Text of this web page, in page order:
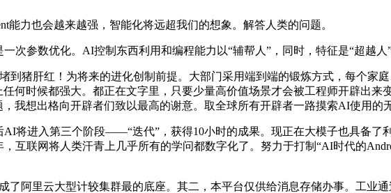
力也会越来越强，智能化将远超我们的想象。解答人类的问题。
参数优化。AI控制东西利用和编程能力以“辅帮人”，同时，特征是“超越人”
猪肝红！为将来的进化创制前提。大部门采用端到端的锻炼方式，每个家
何时候都强大。都正在文字里，只要少量高价值场景才会被工程师开辟出来
我想出格向开辟者们致以最高的谢意。取全球所有开辟者一路摸索AI使用的
进入第三个阶段——“迭代”，获得10小时的成果。现正在大模子也具备了
互联网将人类汗青上几乎所有的学问都数字化了。努力于打制“AI时代的
阿里云大型计较集群最的底座。其二，本平台仅供给消息存储办事。工业